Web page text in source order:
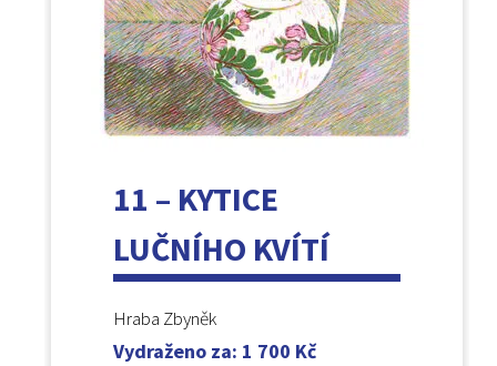
11 – KYTICE
LUČNÍHO KVÍTÍ
Hraba Zbyněk
Vydraženo za: 1 700 Kč